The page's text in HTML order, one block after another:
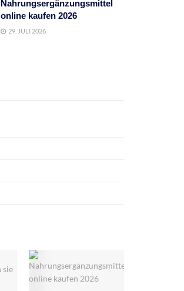
Nahrungsergänzungsmittel
online kaufen 2026
29. JULI 2026